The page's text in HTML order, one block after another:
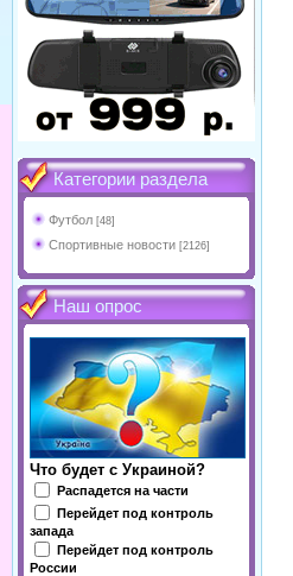
Категории раздела
Футбол [48]
Спортивные новости [2126]
Наш опрос
Что будет с Украиной?
Распадется на части
Перейдет под контроль
запада
Перейдет под контроль
России